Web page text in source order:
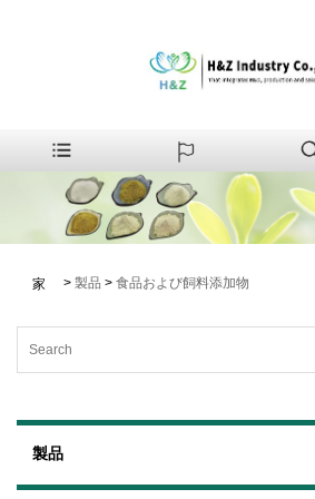
家 > 製品 > 食品および飼料添加物
製品